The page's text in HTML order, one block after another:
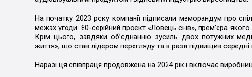
На початку 2023 року компанії підписали меморандум про
межах угоди 80-серійний проєкт «Ловець снів», премʼєра якого
Крім цього, завдяки обʼєднанню зусиль двох потужних
життя», що став лідером перегляду та в рази підвищив
Наразі ця співпраця продовжена на 2024 рік і включає